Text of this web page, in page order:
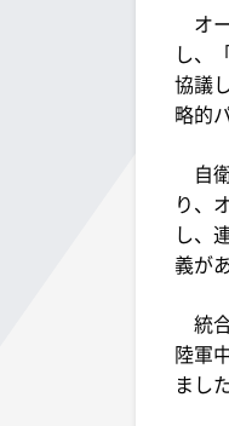
オ
し、
協議
略的
自
り、
し、
義が
統
陸軍
まし